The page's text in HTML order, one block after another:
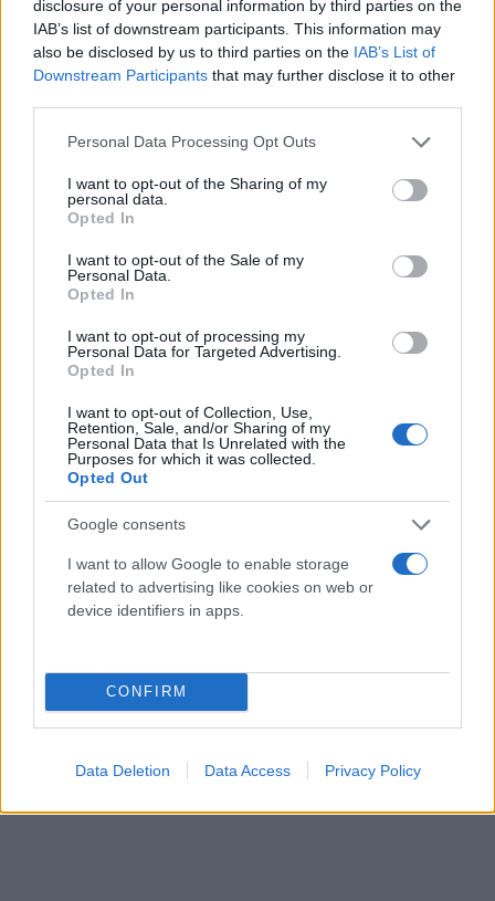
disclosure of your personal information by third parties on the
IAB’s list of downstream participants. This information may
also be disclosed by us to third parties on the IAB’s List of
Downstream Participants that may further disclose it to other
Please note that this website/app uses one or more Google
not limited to your visit or usage behaviour. You may click to
grant or deny consent to Google and its third-party tags to
use your data for below specified purposes in below Google
consent section.
Personal Data Processing Opt Outs
I want to opt-out of the Sharing of my
personal data.
Opted In
I want to opt-out of the Sale of my
Personal Data.
Opted In
I want to opt-out of processing my
Personal Data for Targeted Advertising.
Opted In
I want to opt-out of Collection, Use,
Retention, Sale, and/or Sharing of my
Personal Data that Is Unrelated with the
Purposes for which it was collected.
Opted Out
Google consents
I want to allow Google to enable storage
related to advertising like cookies on web or
device identifiers in apps.
CONFIRM
Data Deletion Data Access Privacy Policy
μήπως; Γιατί λοιπόν ο κ.Μαρινάκης συσχετίζει την
παρακολούθηση του κ.Σαμαρά με τη Νέα
Δημοκρατία και τις εκλογές του 2023;».
«Πυρά» για πρώτη φορά από Γεωργιάδη
Αίσθηση προκαλεί το γεγονός ότι, νωρίτερα, ο
υπουργός Υγείας
παγίως μέχρι σήμερα δεν σχολίαζε καμία δήλωση
του πρώην πρωθυπουργού, αναφέρθηκε στα όσα
δεν είναι αλήθεια.
«Αυτή είναι μια κατηγορία που έλεγε, ο Τσίπρας, ο
Κασσελάκης, ο Ανδρουλάκης, ο Βελόπουλος και
λυπούμαι που το ακούω από τον Σαμαρά, δεν ξέρω
αν με αυτούς θέλει να κάνει παρέα» είπε στον ΣΚΑΪ
και πρόσθεσε: